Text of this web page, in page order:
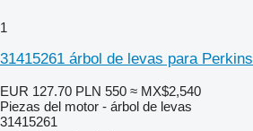
1
31415261 árbol de levas para
EUR 127.70 PLN 550 ≈ MX$2,540
Piezas del motor - árbol de levas
31415261